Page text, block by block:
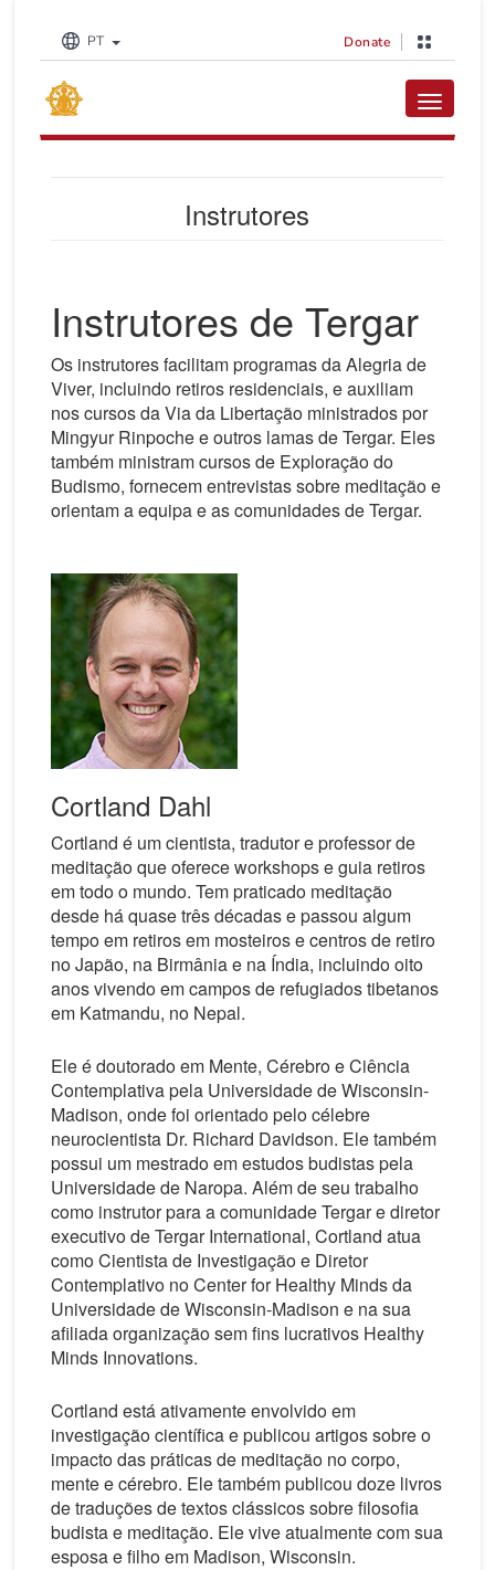
PT Donate
Toggle
Instrutores
Instrutores de Tergar
Os instrutores facilitam programas da Alegria de
Viver, incluindo retiros residenciais, e auxiliam
nos cursos da Via da Libertação ministrados por
Mingyur Rinpoche e outros lamas de Tergar. Eles
também ministram cursos de Exploração do
Budismo, fornecem entrevistas sobre meditação e
orientam a equipa e as comunidades de Tergar.
Cortland Dahl
Cortland é um cientista, tradutor e professor de
meditação que oferece workshops e guia retiros
em todo o mundo. Tem praticado meditação
desde há quase três décadas e passou algum
tempo em retiros em mosteiros e centros de retiro
no Japão, na Birmânia e na Índia, incluindo oito
anos vivendo em campos de refugiados tibetanos
em Katmandu, no Nepal.
Ele é doutorado em Mente, Cérebro e Ciência
Contemplativa pela Universidade de Wisconsin-
Madison, onde foi orientado pelo célebre
neurocientista Dr. Richard Davidson. Ele também
possui um mestrado em estudos budistas pela
Universidade de Naropa. Além de seu trabalho
como instrutor para a comunidade Tergar e diretor
executivo de Tergar International, Cortland atua
como Cientista de Investigação e Diretor
Contemplativo no Center for Healthy Minds ​​da
Universidade de Wisconsin-Madison e na sua
afiliada organização sem fins lucrativos Healthy
Minds Innovations.
Cortland está ativamente envolvido em
investigação científica e publicou artigos sobre o
impacto das práticas de meditação no corpo,
mente e cérebro. Ele também publicou doze livros
de traduções de textos clássicos sobre filosofia
budista e meditação. Ele vive atualmente com sua
esposa e filho em Madison, Wisconsin.